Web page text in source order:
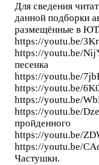
Для сведения
данной подборки
размещённые в
https://youtu.be/
https://youtu.be/
песенка
https://youtu.be/
https://youtu.be/
https://youtu.be/
https://youtu.be/
пройденного
https://youtu.be/
https://youtu.be/
Частушки.